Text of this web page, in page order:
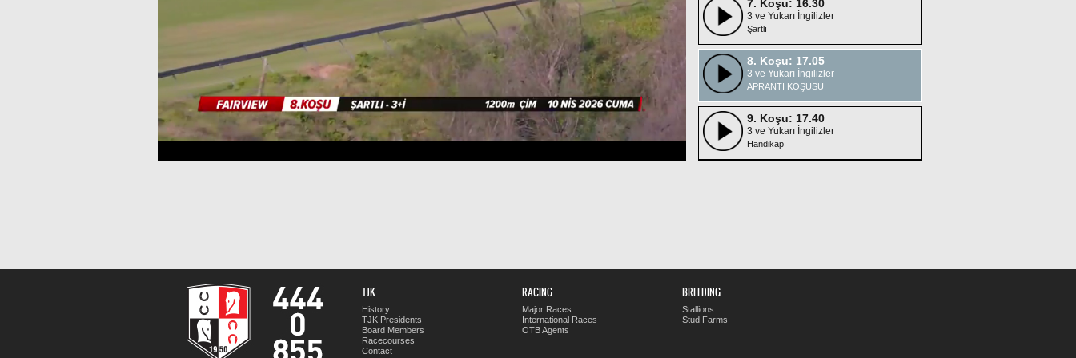
7. Koşu: 16.30
3 ve Yukarı İngilizler
Şartlı
8. Koşu: 17.05
3 ve Yukarı İngilizler
APRANTİ KOŞUSU
9. Koşu: 17.40
3 ve Yukarı İngilizler
Handikap
TJK
History
TJK Presidents
Board Members
Racecourses
Contact
RACING
Major Races
International Races
OTB Agents
BREEDING
Stallions
Stud Farms